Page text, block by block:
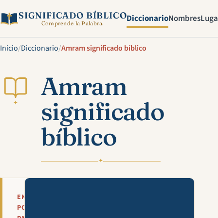
SIGNIFICADO BÍBLICO
Comprende la Palabra. DiccionarioNombres
Inicio/Diccionario/Amram significado bíblico
✦
Amram
significado
bíblico
✦
EN
POCAS
Mira esta explicación en